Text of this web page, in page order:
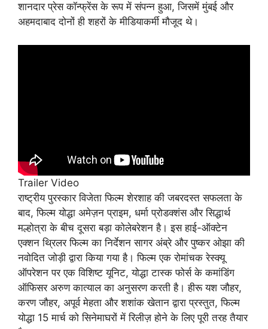
शानदार प्रेस कॉन्फ्रेंस के रूप में संपन्न हुआ, जिसमें मुंबई और
अहमदाबाद दोनों ही शहरों के मीडियाकर्मी मौजूद थे।
Trailer Video
राष्ट्रीय पुरस्कार विजेता फिल्म शेरशाह की जबरदस्त सफलता के
बाद, फिल्म योद्धा अमेज़न प्राइम, धर्मा प्रोडक्शंस और सिद्धार्थ
मल्होत्रा ​​के बीच दूसरा बड़ा कोलेबरेशन है। इस हाई-ऑक्टेन
एक्शन थ्रिलर फिल्म का निर्देशन सागर अंब्रे और पुष्कर ओझा की
नवोदित जोड़ी द्वारा किया गया है। फिल्म एक रोमांचक रेस्क्यू
ऑपरेशन पर एक विशिष्ट यूनिट, योद्धा टास्क फोर्स के कमांडिंग
ऑफिसर अरुण कात्याल का अनुसरण करती है। हीरू यश जौहर,
करण जौहर, अपूर्व मेहता और शशांक खेतान द्वारा प्रस्तुत, फिल्म
योद्धा 15 मार्च को सिनेमाघरों में रिलीज़ होने के लिए पूरी तरह तैयार